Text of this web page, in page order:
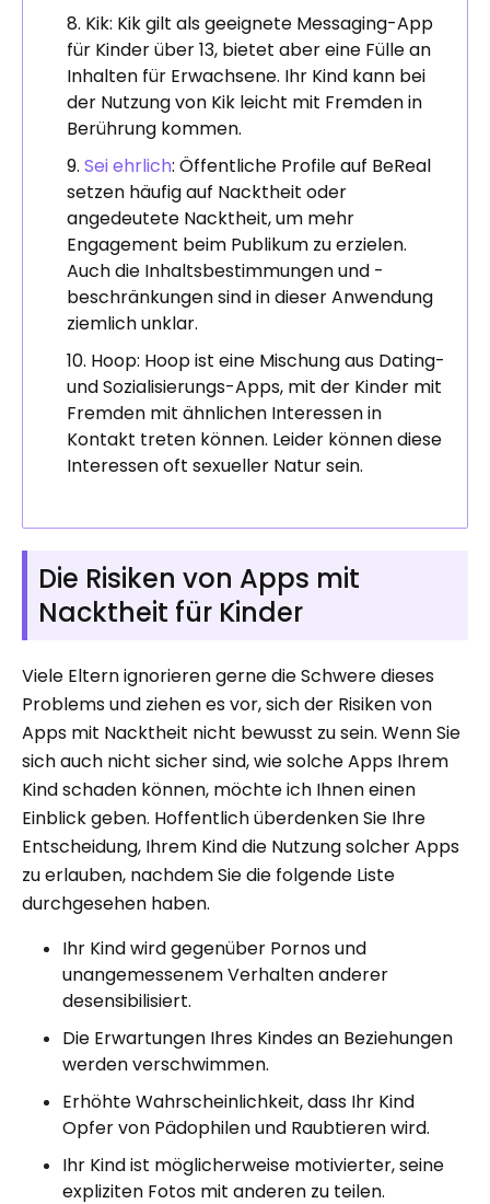
Kik: Kik gilt als geeignete Messaging-App
für Kinder über 13, bietet aber eine Fülle an
Inhalten für Erwachsene. Ihr Kind kann bei
der Nutzung von Kik leicht mit Fremden in
Berührung kommen.
Sei ehrlich: Öffentliche Profile auf BeReal
setzen häufig auf Nacktheit oder
angedeutete Nacktheit, um mehr
Engagement beim Publikum zu erzielen.
Auch die Inhaltsbestimmungen und -
beschränkungen sind in dieser Anwendung
ziemlich unklar.
Hoop: Hoop ist eine Mischung aus Dating-
und Sozialisierungs-Apps, mit der Kinder mit
Fremden mit ähnlichen Interessen in
Kontakt treten können. Leider können diese
Interessen oft sexueller Natur sein.
Die Risiken von Apps mit
Nacktheit für Kinder
Viele Eltern ignorieren gerne die Schwere dieses
Problems und ziehen es vor, sich der Risiken von
Apps mit Nacktheit nicht bewusst zu sein. Wenn Sie
sich auch nicht sicher sind, wie solche Apps Ihrem
Kind schaden können, möchte ich Ihnen einen
Einblick geben. Hoffentlich überdenken Sie Ihre
Entscheidung, Ihrem Kind die Nutzung solcher Apps
zu erlauben, nachdem Sie die folgende Liste
durchgesehen haben.
Ihr Kind wird gegenüber Pornos und
unangemessenem Verhalten anderer
desensibilisiert.
Die Erwartungen Ihres Kindes an Beziehungen
werden verschwimmen.
Erhöhte Wahrscheinlichkeit, dass Ihr Kind
Opfer von Pädophilen und Raubtieren wird.
Ihr Kind ist möglicherweise motivierter, seine
expliziten Fotos mit anderen zu teilen.